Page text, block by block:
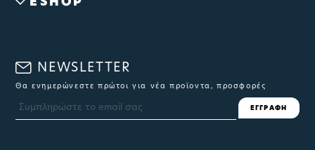
NEWSLETTER
Θα ενημερώνεστε πρώτοι για νέα προϊοντα, προσφορές
ΕΓΓΡΑΦΗ